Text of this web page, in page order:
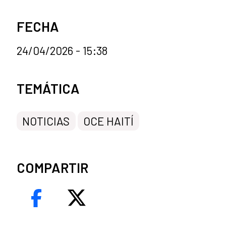
FECHA
24/04/2026 - 15:38
Categorías de la noticia
TEMÁTICA
NOTICIAS OCE HAITÍ
COMPARTIR